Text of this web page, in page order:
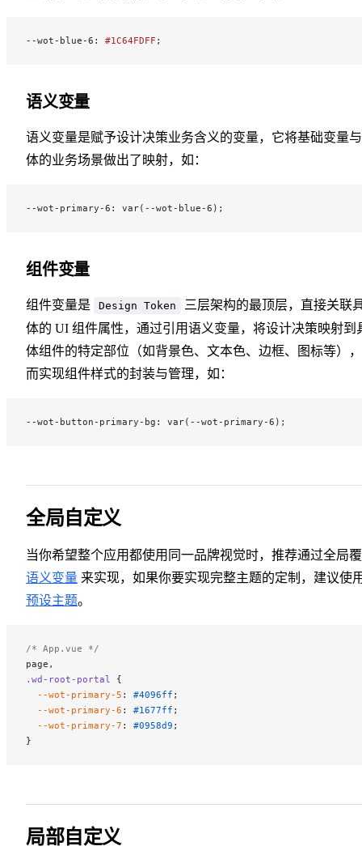
--wot-blue-6: #1C64FDFF ;
语义变量
语义变量是赋予设计决策业务含义的变量，它将基础变量
体的业务场景做出了映射，如：
--wot-primary-6: var(--wot-blue-6);
组件变量
组件变量是 Design Token
三层架构的最顶层，直接关联
体的 UI 组件属性，通过引用语义变量，将设计决策映射到
体组件的特定部位（如背景色、文本色、边框、图标等）
而实现组件样式的封装与管理，如：
--wot-button-primary-bg: var(--wot-primary-6);
全局自定义
当你希望整个应用都使用同一品牌视觉时，推荐通过全局
语义变量 来实现，如果你要实现完整主题的定制，建议使
预设主题。
/* App.vue */
page,
.wd-root-portal
{
  --wot-primary-5
: #4096ff ;
  --wot-primary-6
: #1677ff ;
  --wot-primary-7
: #0958d9 ;
}
局部自定义